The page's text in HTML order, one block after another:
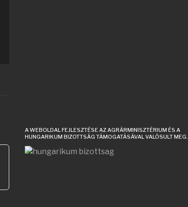
A WEBOLDAL FEJLESZTÉSE AZ AGRÁRMINISZTÉRIUM ÉS A
HUNGARIKUM BIZOTTSÁG TÁMOGATÁSÁVAL VALÓSULT MEG.